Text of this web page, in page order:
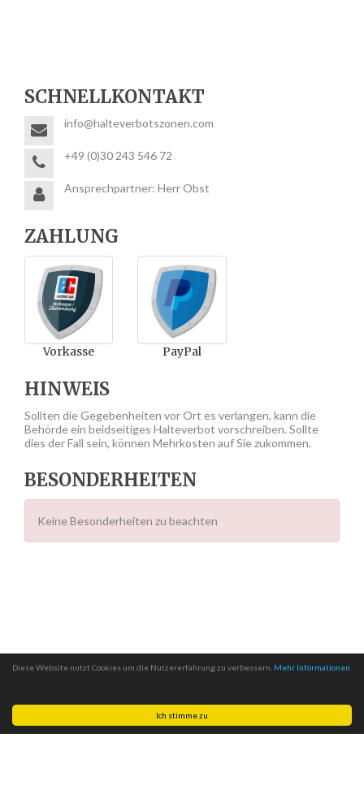
Ich stimme zu
Diese Website nutzt Cookies um die Nutzererfahrung zu verbessern. Mehr Informationen
SCHNELLKONTAKT
info@halteverbotszonen.com
+49 (0)30 243 546 72
Ansprechpartner: Herr Obst
ZAHLUNG
Vorkasse PayPal
HINWEIS
Sollten die Gegebenheiten vor Ort es verlangen, kann die
Behörde ein beidseitiges Halteverbot vorschreiben. Sollte
dies der Fall sein, können Mehrkosten auf Sie zukommen.
BESONDERHEITEN
Keine Besonderheiten zu beachten